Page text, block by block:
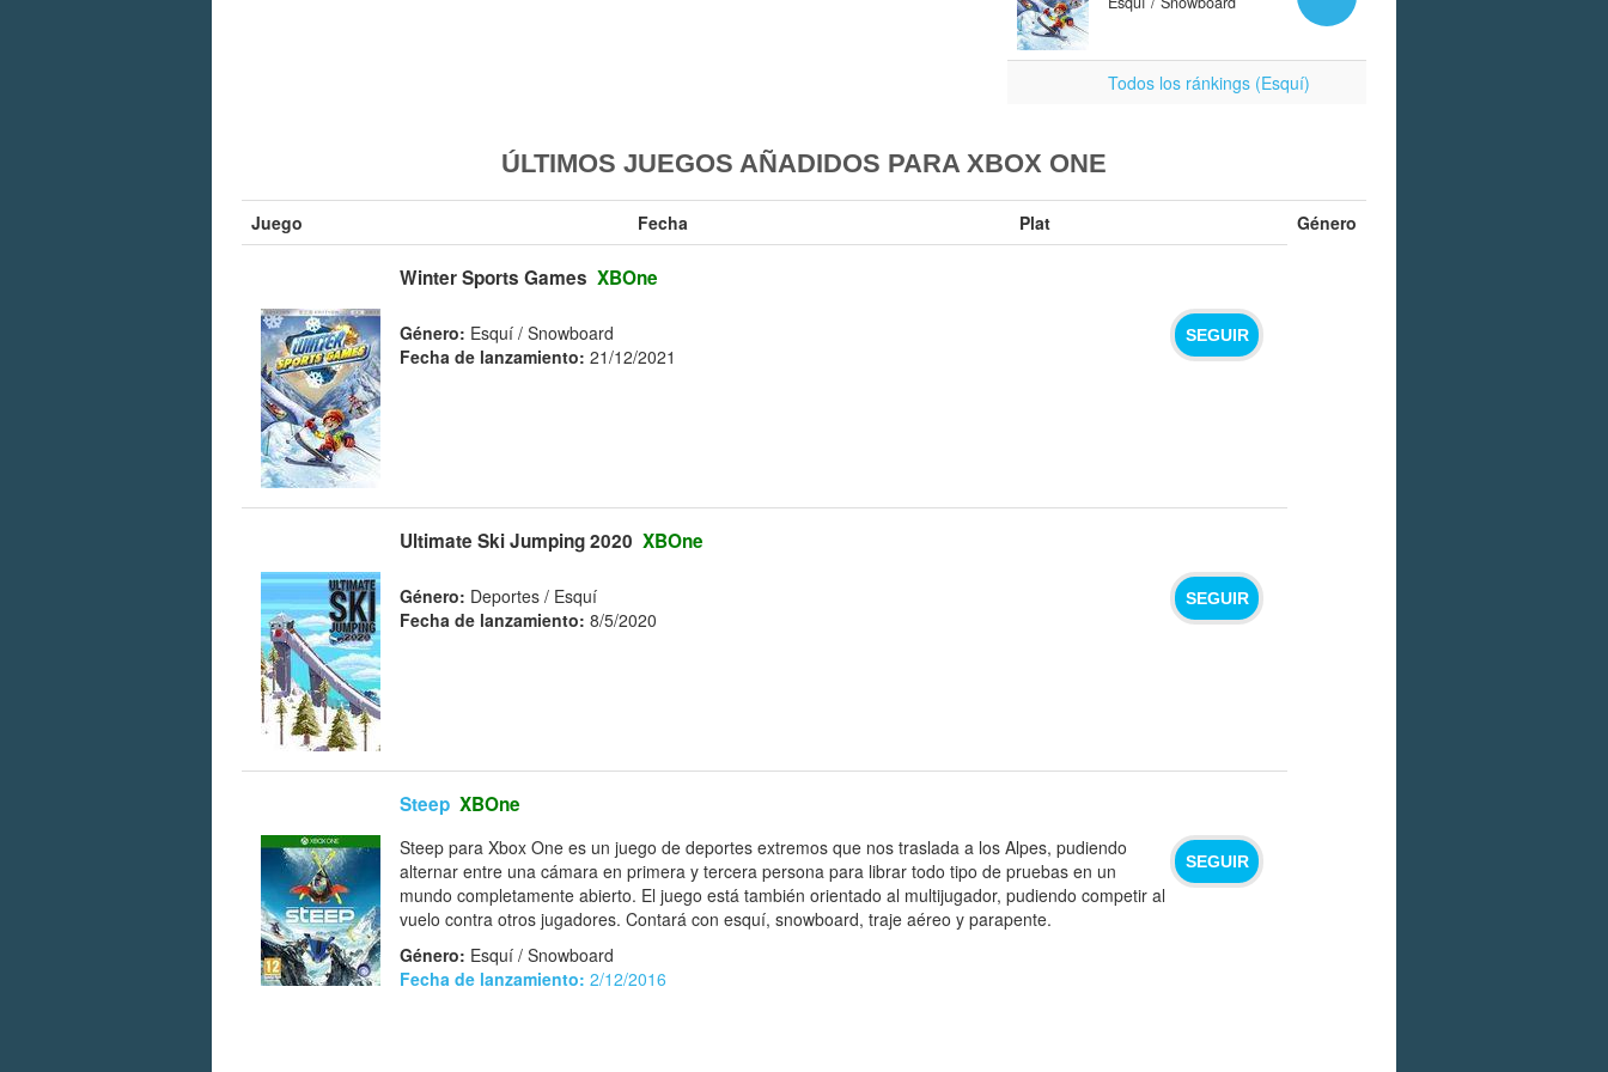
Todos los ránkings (Esquí)
ÚLTIMOS JUEGOS AÑADIDOS PARA XBOX ONE
Juego Fecha Plat Género
Winter Sports Games XBOne
SEGUIR
Género: Esquí / Snowboard
Fecha de lanzamiento: 21/12/2021
Ultimate Ski Jumping 2020 XBOne
SEGUIR
Género: Deportes / Esquí
Fecha de lanzamiento: 8/5/2020
Steep XBOne
SEGUIR
Steep para Xbox One es un juego de deportes extremos que nos traslada a los Alpes, pudiendo
alternar entre una cámara en primera y tercera persona para librar todo tipo de pruebas en un
mundo completamente abierto. El juego está también orientado al multijugador, pudiendo competir al
vuelo contra otros jugadores. Contará con esquí, snowboard, traje aéreo y parapente.
Género: Esquí / Snowboard
Fecha de lanzamiento: 2/12/2016